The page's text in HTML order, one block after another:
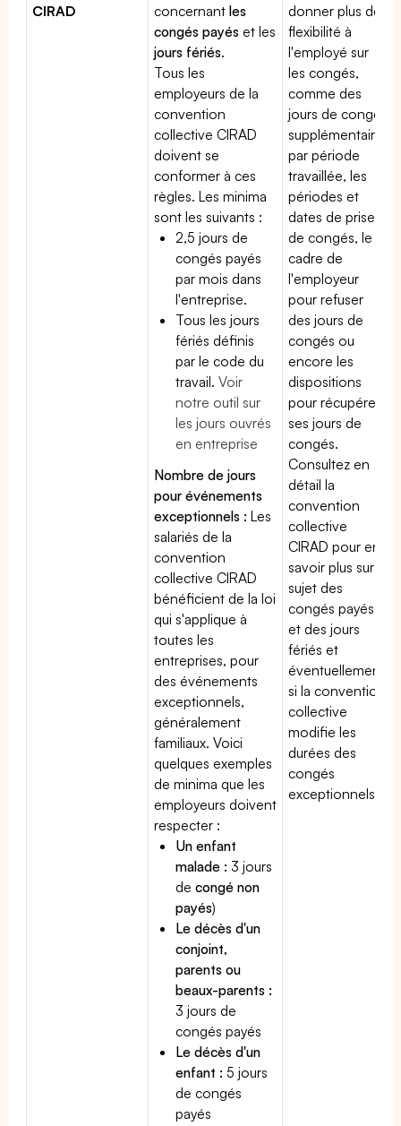
CIRAD
concernantles
congés payés et les
jours fériés.
Tous les
employeurs de la
convention
collective CIRAD
doivent se
conformer à ces
règles. Les minima
sont les suivants :
2,5 jours de
congés payés
par mois dans
l'entreprise.
Tous les jours
fériés définis
par le code du
travail.Voir
notre outil sur
les jours ouvrés
en entreprise
Nombre de jours
pour événements
exceptionnels : Les
salariés de la
convention
collective CIRAD
bénéficient de la loi
qui s'applique à
toutes les
entreprises, pour
des événements
exceptionnels,
généralement
familiaux. Voici
quelques exemples
de minima que les
employeurs doivent
respecter :
Un enfant
malade : 3 jours
decongé non
payés)
Le décès d'un
conjoint,
parents ou
beaux-parents :
3 jours de
congés payés
Le décès d'un
enfant : 5 jours
de congés
payés
donner plus de
flexibilité à
l'employé sur
les congés,
comme des
jours de congé
supplémentaires
par période
travaillée, les
périodes et
dates de prise
de congés, le
cadre de
l'employeur
pour refuser
des jours de
congés ou
encore les
dispositions
pour récupérer
ses jours de
congés.
Consultez en
détail la
convention
collective
CIRAD pour en
savoir plus sur le
sujet des
congés payés
et des jours
fériés et
éventuellement
si la convention
collective
modifie les
durées des
congés
exceptionnels.